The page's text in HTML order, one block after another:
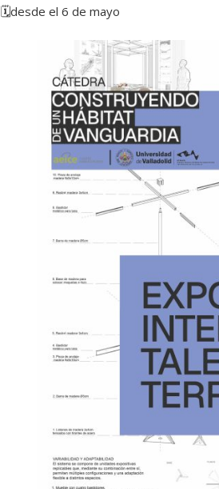
🗓️desde el 6 de mayo